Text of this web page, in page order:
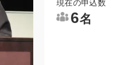
現在の申込数
6名